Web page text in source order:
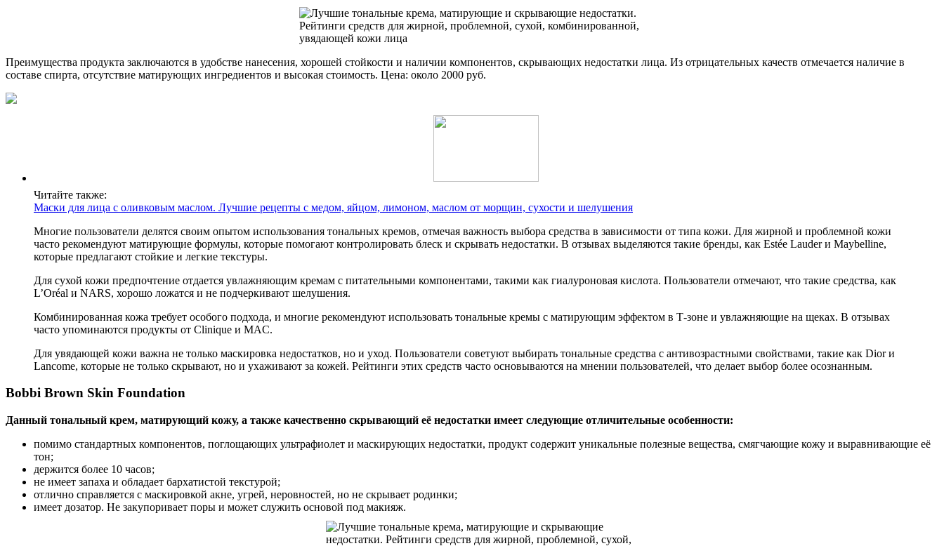
Преимущества продукта заключаются в удобстве нанесения, хорошей стойкости и наличии компонентов, скрывающих недостатки лица. Из отрицательных качеств отмечается наличие в
составе спирта, отсутствие матирующих ингредиентов и высокая стоимость. Цена: около 2000 руб.
Читайте также:
Маски для лица с оливковым маслом. Лучшие рецепты с медом, яйцом, лимоном, маслом от морщин, сухости и шелушения
Многие пользователи делятся своим опытом использования тональных кремов, отмечая важность выбора средства в зависимости от типа кожи. Для жирной и проблемной кожи
часто рекомендуют матирующие формулы, которые помогают контролировать блеск и скрывать недостатки. В отзывах выделяются такие бренды, как Estée Lauder и Maybelline,
которые предлагают стойкие и легкие текстуры.
Для сухой кожи предпочтение отдается увлажняющим кремам с питательными компонентами, такими как гиалуроновая кислота. Пользователи отмечают, что такие средства, как
L’Oréal и NARS, хорошо ложатся и не подчеркивают шелушения.
Комбинированная кожа требует особого подхода, и многие рекомендуют использовать тональные кремы с матирующим эффектом в Т-зоне и увлажняющие на щеках. В отзывах
часто упоминаются продукты от Clinique и MAC.
Для увядающей кожи важна не только маскировка недостатков, но и уход. Пользователи советуют выбирать тональные средства с антивозрастными свойствами, такие как Dior и
Lancome, которые не только скрывают, но и ухаживают за кожей. Рейтинги этих средств часто основываются на мнении пользователей, что делает выбор более осознанным.
Bobbi Brown Skin Foundation
Данный тональный крем, матирующий кожу, а также качественно скрывающий её недостатки имеет следующие отличительные особенности:
помимо стандартных компонентов, поглощающих ультрафиолет и маскирующих недостатки, продукт содержит уникальные полезные вещества, смягчающие кожу и выравнивающие её
тон;
держится более 10 часов;
не имеет запаха и обладает бархатистой текстурой;
отлично справляется с маскировкой акне, угрей, неровностей, но не скрывает родинки;
имеет дозатор. Не закупоривает поры и может служить основой под макияж.